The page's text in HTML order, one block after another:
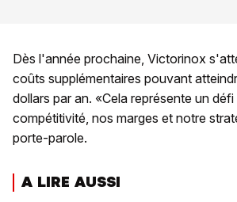
Dès l'année prochaine, Victorinox
coûts supplémentaires pouvant
dollars par an. «Cela représente un
compétitivité, nos marges et notre
porte-parole.
A LIRE AUSSI